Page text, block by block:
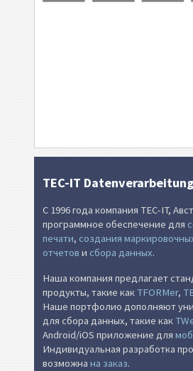
TEC-IT
С 1996 года компания TEC-IT,
программное обеспечение для
печати, создания
отчетов и сбора данных.
Наша компания предлагает
продукты, такие как TFORMer,
Наше портфолио дополняют
для сбора данных, такие как
Android/iOS приложение для
Индивидуальная разработка
возможна на заказ.